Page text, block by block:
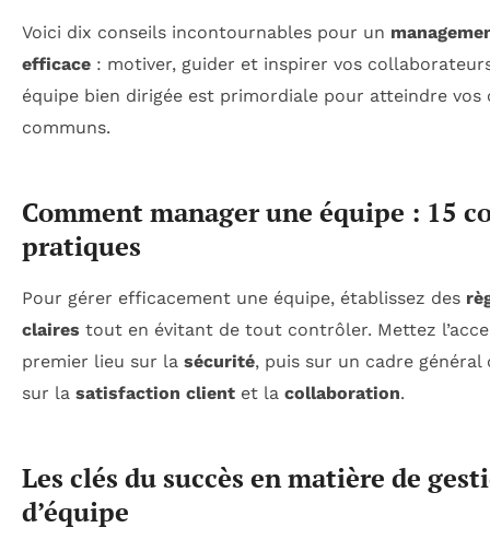
Voici dix conseils incontournables pour un
efficace : motiver, guider et inspirer vos
équipe bien dirigée est primordiale pour atteindre vos
communs.
Comment manager une équipe : 15
pratiques
Pour gérer efficacement une équipe, établissez des
claires tout en évitant de tout contrôler. Mettez
premier lieu sur la sécurité, puis sur un cadre général
sur la satisfaction client et la collaboration.
Les clés du succès en matière de
d’équipe